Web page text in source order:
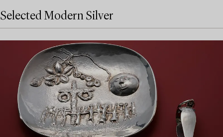
Selected Modern Silver